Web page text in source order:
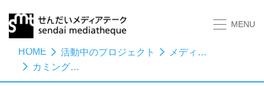
MENU
HOME 活動中のプロジェクト
メディアスタディーズ
カミングアウト／クローゼット